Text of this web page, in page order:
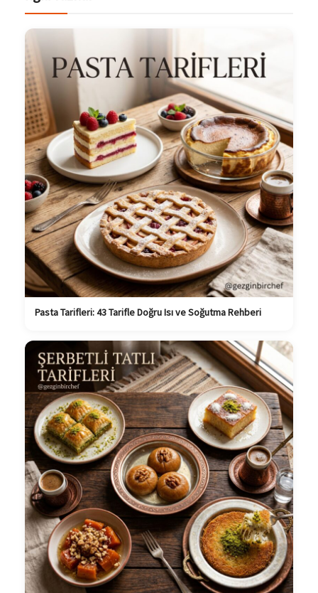
Pasta Tarifleri: 43 Tarifle Doğru Isı ve Soğutma Rehberi